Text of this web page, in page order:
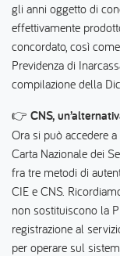
gli anni oggetto di
effettivamente
concordato, così
Previdenza di
compilazione della
👉 CNS,
Ora si può accedere
Carta Nazionale dei
fra tre metodi di
CIE e CNS.
non sostituiscono la
registrazione al
per operare sul